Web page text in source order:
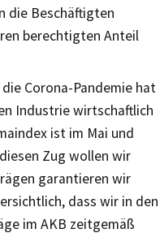
die Beschäftigten
berechtigten Anteil
Corona-Pandemie hat
Industrie wirtschaftlich
ist im Mai und
Zug wollen wir
garantieren wir
dass wir in den
im AKB zeitgemäß